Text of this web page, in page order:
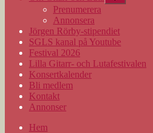
undermeny
Prenumerera
Annonsera
Jörgen Rörby-stipendiet
SGLS kanal på Youtube
Festival 2026
Lilla Gitarr- och Lutafestivalen
Konsertkalender
Bli medlem
Kontakt
Annonser
Hem